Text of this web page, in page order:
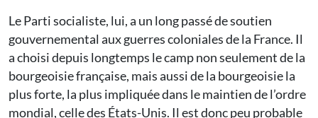
Le Parti socialiste, lui, a un long passé de soutien
gouvernemental aux guerres coloniales de la France. Il
a choisi depuis longtemps le camp non seulement de la
bourgeoisie française, mais aussi de la bourgeoisie la
plus forte, la plus impliquée dans le maintien de l’ordre
mondial, celle des États-Unis. Il est donc peu probable